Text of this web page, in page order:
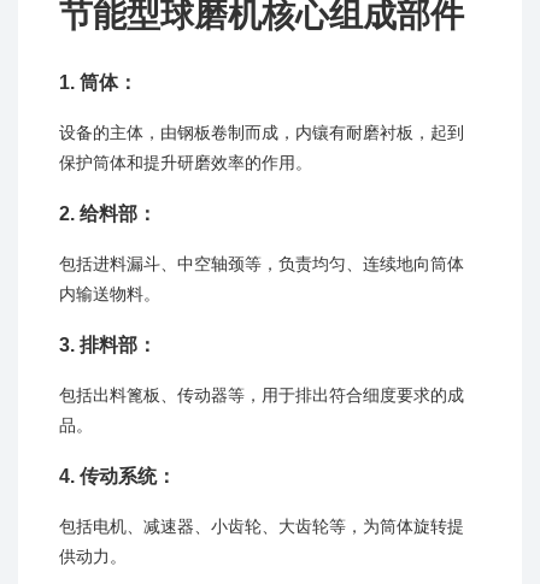
节能型球磨机核心组成部件
1. 筒体：
设备的主体，由钢板卷制而成，内镶有耐磨衬板，起到
保护筒体和提升研磨效率的作用。
2. 给料部：
包括进料漏斗、中空轴颈等，负责均匀、连续地向筒体
内输送物料。
3. 排料部：
包括出料篦板、传动器等，用于排出符合细度要求的成
品。
4. 传动系统：
包括电机、减速器、小齿轮、大齿轮等，为筒体旋转提
供动力。